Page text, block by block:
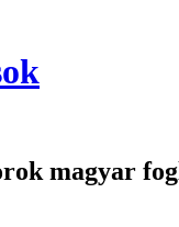
magyar